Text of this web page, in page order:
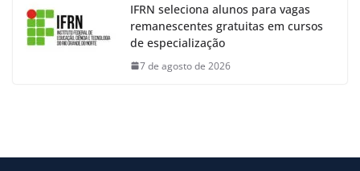
IFRN seleciona alunos para vagas
remanescentes gratuitas em cursos
de especialização
7 de agosto de 2026